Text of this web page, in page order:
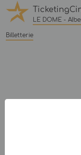
LE DOME -
Billetterie